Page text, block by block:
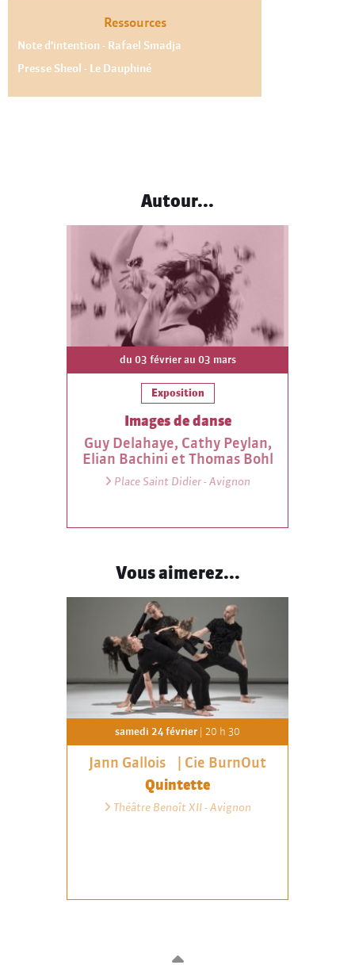
Ressources
Note d'intention - Rafael Smadja
Presse Sheol - Le Dauphiné
Autour...
du 03 février au 03 mars
Exposition
Images de danse
Guy Delahaye, Cathy Peylan,
Elian Bachini et Thomas Bohl
Place Saint Didier - Avignon
Vous aimerez...
samedi 24 février | 20 h 30
Jann Gallois | Cie BurnOut
Quintette
Théâtre Benoît XII - Avignon